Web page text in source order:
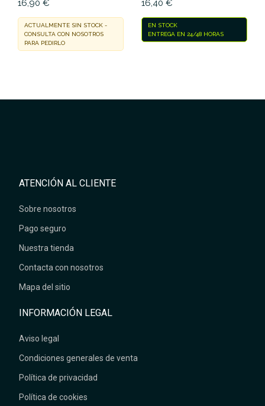
16,90 €
ACTUALMENTE SIN STOCK -
CONSULTA CON NOSOTROS
PARA PEDIRLO
16,40 €
EN STOCK
ENTREGA EN 24/48 HORAS
ATENCIÓN AL CLIENTE
Sobre nosotros
Pago seguro
Nuestra tienda
Contacta con nosotros
Mapa del sitio
INFORMACIÓN LEGAL
Aviso legal
Condiciones generales de venta
Política de privacidad
Política de cookies